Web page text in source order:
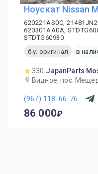
Ноускат Nissan
620221AS0C,
620301AA0A,
STDTG60930
б.у. оригинал
в
330 JapanParts
Видное, пос.
(967) 118-66-76
86 000